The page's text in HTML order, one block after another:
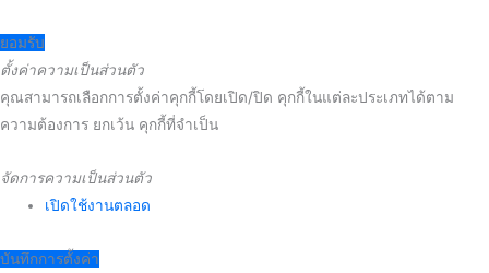
ยอมรับ
ตั้งค่าความเป็นส่วนตัว
คุณสามารถเลือกการตั้งค่าคุกกี้โดยเปิด/ปิด คุกกี้ในแต่ละประเภทได้ตาม
ความต้องการ ยกเว้น คุกกี้ที่จำเป็น
จัดการความเป็นส่วนตัว
เปิดใช้งานตลอด
บันทึกการตั้งค่า